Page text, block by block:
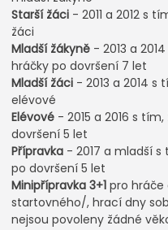
Starší žáci - 2011 a 2012 s
žáci
Mladší žákyně - 2013 a
hráčky po dovršení 7 let
Mladší žáci - 2013 a 2014
elévové
Elévové - 2015 a 2016 s
dovršení 5 let
Přípravka - 2017 a mladší
po dovršení 5 let
Minipřípravka 3+1 pro hráče
startovného/, hrací dny
nejsou povoleny žádné